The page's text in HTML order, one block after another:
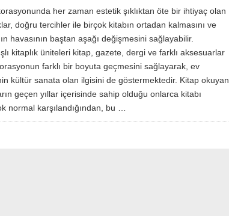
her zaman estetik şıklıktan öte bir ihtiyaç olan
doğru tercihler ile birçok kitabın ortadan kalmasını ve
havasının baştan aşağı değişmesini sağlayabilir.
kitaplık üniteleri kitap, gazete, dergi ve farklı aksesuarlar
farklı bir boyuta geçmesini sağlayarak, ev
kültür sanata olan ilgisini de göstermektedir. Kitap okuyan
geçen yıllar içerisinde sahip olduğu onlarca kitabı
normal karşılandığından, bu …